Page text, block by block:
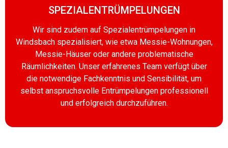
SPEZIALENTRÜMPELUNGEN
Wir sind zudem auf Spezialentrümpelungen in
Windsbach spezialisiert, wie etwa Messie-Wohnungen,
Messie-Häuser oder andere problematische
Räumlichkeiten. Unser erfahrenes Team verfügt über
die notwendige Fachkenntnis und Sensibilität, um
selbst anspruchsvolle Entrümpelungen professionell
und erfolgreich durchzuführen.